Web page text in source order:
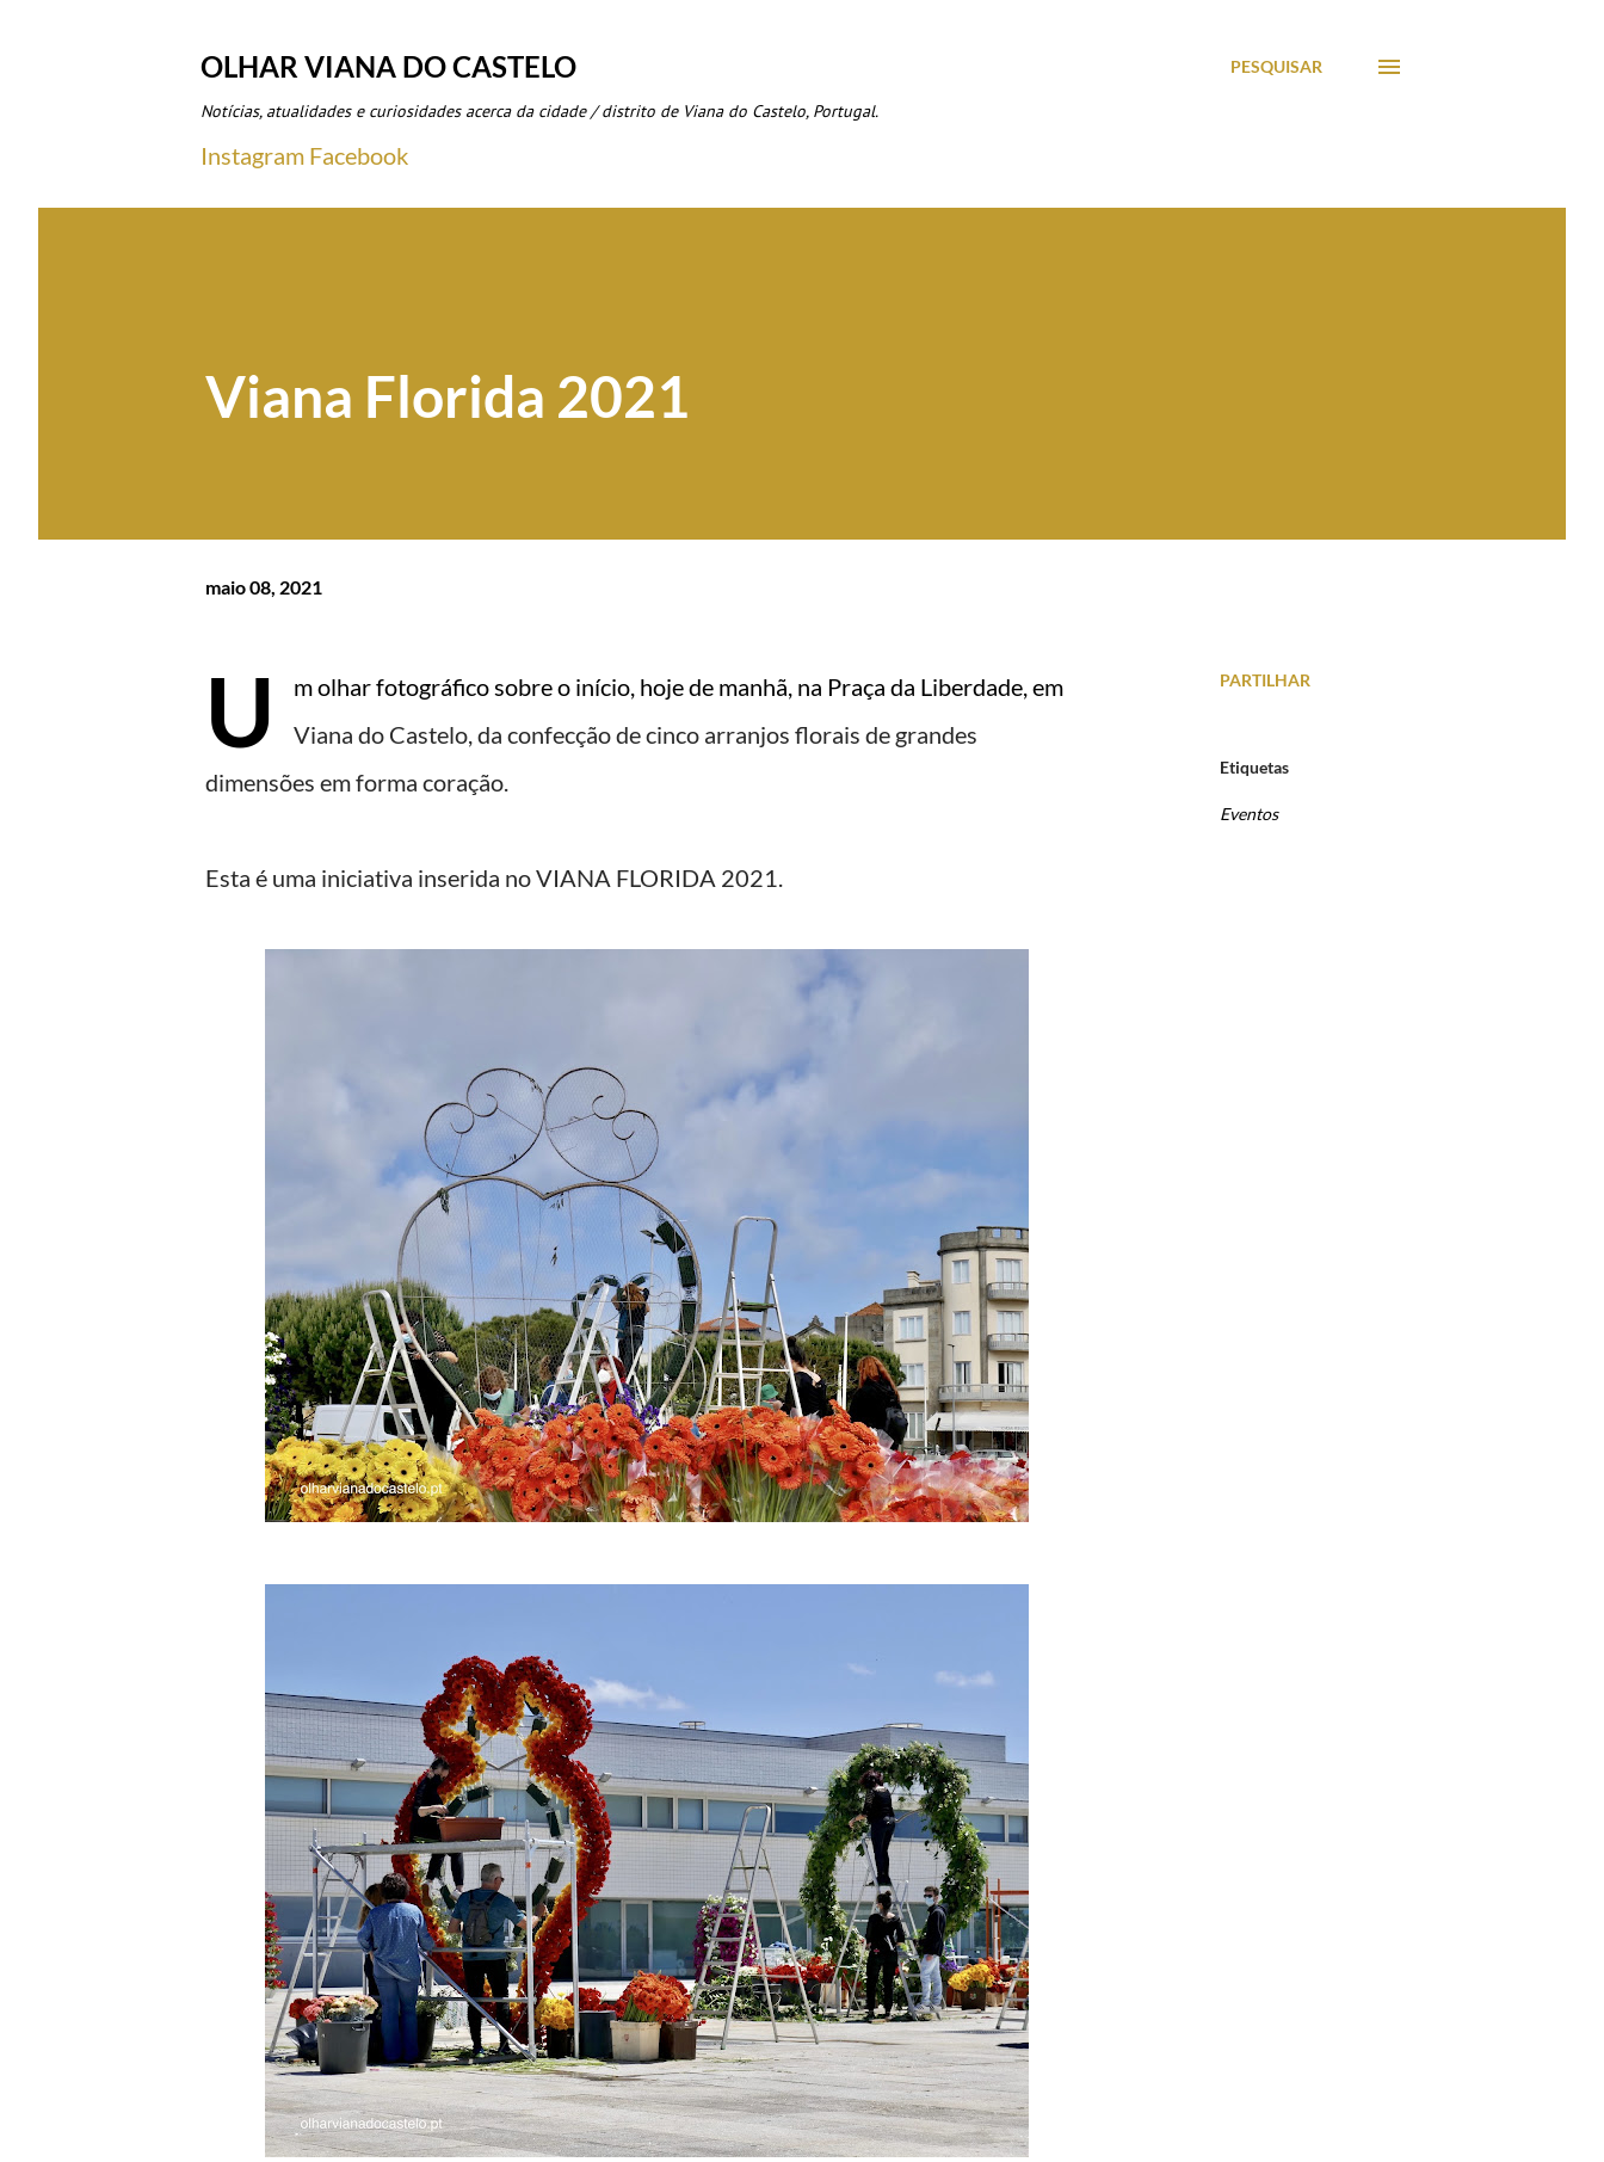
OLHAR VIANA DO CASTELO
Notícias, atualidades e curiosidades acerca da cidade / distrito de Viana do Castelo, Portugal.
PESQUISAR
Instagram Facebook
Viana Florida 2021
maio 08, 2021
U
m olhar fotográfico sobre o início, hoje de manhã, na Praça da Liberdade, em
Viana do Castelo, da confecção de cinco arranjos florais de grandes
dimensões em forma coração.
Esta é uma iniciativa inserida no VIANA FLORIDA 2021.
PARTILHAR
Etiquetas
Eventos